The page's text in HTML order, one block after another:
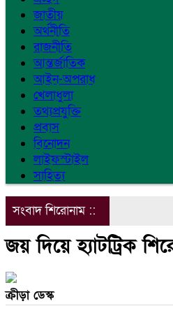
জাতীয়
অর্থনীতি
রাজনীতি
আন্তর্জাতিক
আইন-অপরাধ
খেলাধুলা
তথ্যপ্রযুক্তি
প্রবাস
বিনোদন
লাইফস্টাইল
সাহিত্য
সংবাদ শিরোনাম ::
জয় দিয়ে হ্যাটট্রিক
ক্রীড়া ডেস্ক